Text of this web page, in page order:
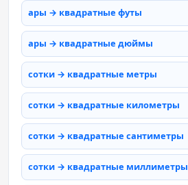
ары → квадратные футы
ары → квадратные дюймы
сотки → квадратные метры
сотки → квадратные километры
сотки → квадратные сантиметры
сотки → квадратные миллиметры